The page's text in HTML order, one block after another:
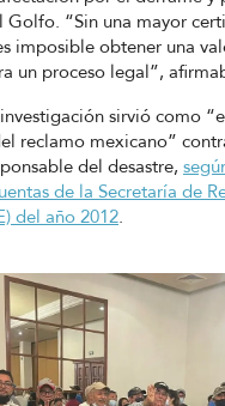
“Sin una mayor
imposible obtener una
un proceso legal”,
sirvió como
reclamo mexicano”
del desastre,
de la Secretaría de
del año 2012.